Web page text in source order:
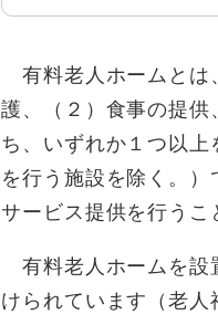
有料老人ホームとは
護、（２）食事の提供
ち、いずれか１つ以
を行う施設を除く。
サービス提供を行うこ
有料老人ホームを設
けられています（老人